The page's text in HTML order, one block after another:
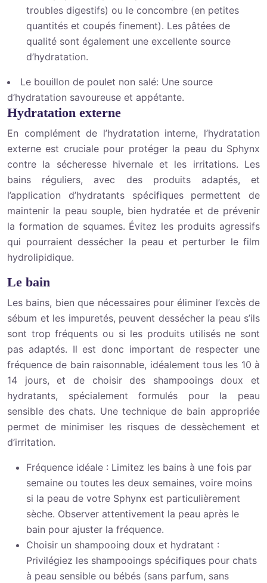
troubles digestifs) ou le concombre (en petites
quantités et coupés finement). Les pâtées de
qualité sont également une excellente source
d’hydratation.
Le bouillon de poulet non salé: Une source
d’hydratation savoureuse et appétante.
Hydratation externe
En complément de l’hydratation interne, l’hydratation
externe est cruciale pour protéger la peau du Sphynx
contre la sécheresse hivernale et les irritations. Les
bains réguliers, avec des produits adaptés, et
l’application d’hydratants spécifiques permettent de
maintenir la peau souple, bien hydratée et de prévenir
la formation de squames. Évitez les produits agressifs
qui pourraient dessécher la peau et perturber le film
hydrolipidique.
Le bain
Les bains, bien que nécessaires pour éliminer l’excès de
sébum et les impuretés, peuvent dessécher la peau s’ils
sont trop fréquents ou si les produits utilisés ne sont
pas adaptés. Il est donc important de respecter une
fréquence de bain raisonnable, idéalement tous les 10 à
14 jours, et de choisir des shampooings doux et
hydratants, spécialement formulés pour la peau
sensible des chats. Une technique de bain appropriée
permet de minimiser les risques de dessèchement et
d’irritation.
Fréquence idéale : Limitez les bains à une fois par
semaine ou toutes les deux semaines, voire moins
si la peau de votre Sphynx est particulièrement
sèche. Observer attentivement la peau après le
bain pour ajuster la fréquence.
Choisir un shampooing doux et hydratant :
Privilégiez les shampooings spécifiques pour chats
à peau sensible ou bébés (sans parfum, sans